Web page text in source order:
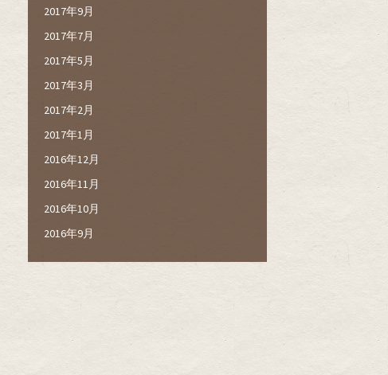
2017年9月
2017年7月
2017年5月
2017年3月
2017年2月
2017年1月
2016年12月
2016年11月
2016年10月
2016年9月